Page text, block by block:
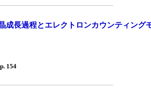
成長過程とエレクトロンカウンティング
154